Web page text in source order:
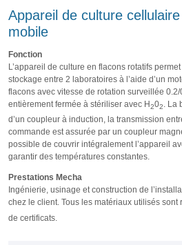
Appareil de culture
mobile
Fonction
L’appareil de culture en flacons rotatifs
stockage entre 2 laboratoires à l’aide d’un
flacons avec vitesse de rotation surveillée
entièrement fermée à stériliser avec H202. La
d’un coupleur à induction, la transmission
commande est assurée par un coupleur
possible de couvrir intégralement l’appareil
garantir des températures constantes.
Prestations Mecha
Ingénierie, usinage et construction de
chez le client. Tous les matériaux utilisés sont
de certificats.